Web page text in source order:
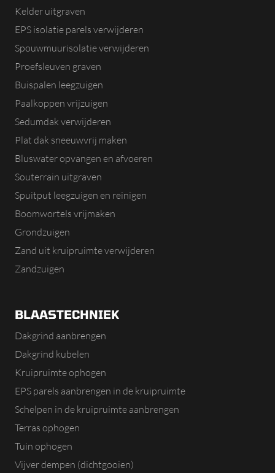
Kelder uitgraven
EPS isolatie parels verwijderen
Spouwmuurisolatie verwijderen
Proefsleuven graven
Buispalen leegzuigen
Paalkoppen vrijzuigen
Sedumdak verwijderen
Plat dak sneeuwvrij maken
Bluswater opvangen en afvoeren
Souterrain uitgraven
Spuitput leegzuigen en reinigen
Boomwortels vrijmaken
Grondzuigen
Zand uit kruipruimte verwijderen
Zandzuigen
BLAASTECHNIEK
Dakgrind aanbrengen
Dakgrind kubelen
Kruipruimte ophogen
EPS parels aanbrengen in de kruipruimte
Schelpen in de kruipruimte aanbrengen
Terras ophogen
Tuin ophogen
Vijver dempen (dichtgooien)